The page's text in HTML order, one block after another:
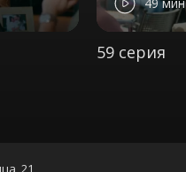
49 мин
59 серия
21